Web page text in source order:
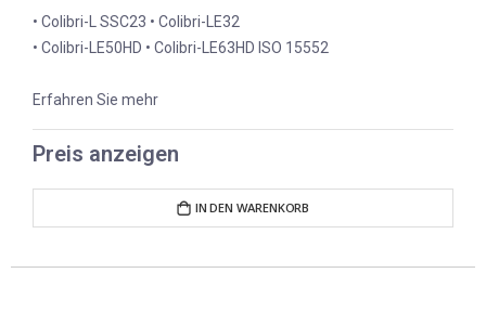
• Colibri-L SSC23 • Colibri-LE32
• Colibri-LE50HD • Colibri-LE63HD ISO 15552
Erfahren Sie mehr
Preis anzeigen
IN DEN WARENKORB